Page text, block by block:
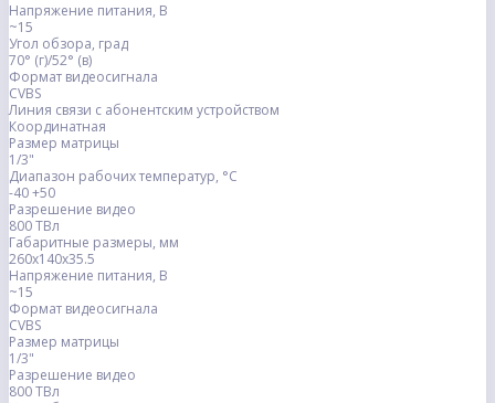
Напряжение питания, В
~15
Угол обзора, град
70° (г)/52° (в)
Формат видеосигнала
CVBS
Линия связи с абонентским устройством
Координатная
Размер матрицы
1/3"
Диапазон рабочих температур, °С
-40 +50
Разрешение видео
800 ТВл
Габаритные размеры, мм
260х140х35.5
Напряжение питания, В
~15
Формат видеосигнала
CVBS
Размер матрицы
1/3"
Разрешение видео
800 ТВл